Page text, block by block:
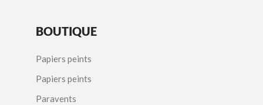
BOUTIQUE
Papiers peints
Papiers peints
Paravents